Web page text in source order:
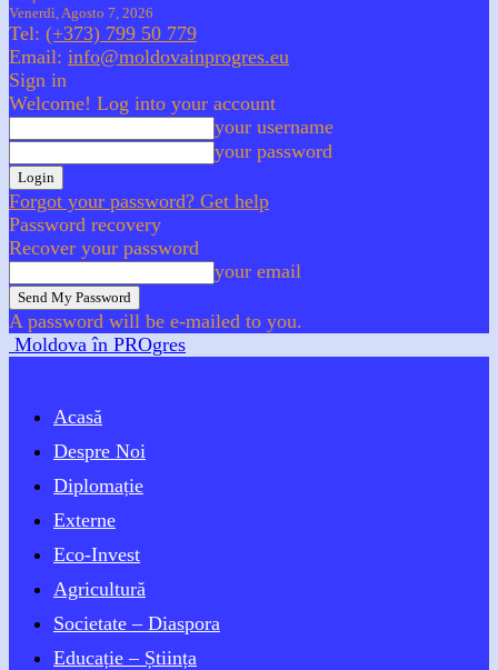
Venerdì, Agosto 7, 2026
Tel: (+373) 799 50 779
Email: info@moldovainprogres.eu
Sign in
Welcome! Log into your account
your username
your password
Forgot your password? Get help
Password recovery
Recover your password
your email
A password will be e-mailed to you.
Moldova în PROgres
Acasă
Despre Noi
Diplomație
Externe
Eco-Invest
Agricultură
Societate – Diaspora
Educație – Știința